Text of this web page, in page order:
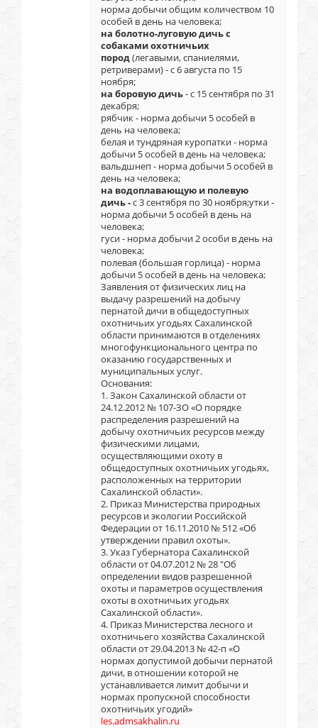
норма добычи общим количеством 10
особей в день на человека;
на болотно-луговую дичь с
собаками охотничьих
пород(легавыми, спаниелями,
ретриверами) - с 6 августа по 15
ноября;
на боровую дичь- с 15 сентября по 31
декабря;
рябчик - норма добычи 5 особей в
день на человека;
белая и тундряная куропатки - норма
добычи 5 особей в день на человека;
вальдшнеп - норма добычи 5 особей в
день на человека;
на водоплавающую и полевую
дичь -с 3 сентября по 30 ноября;утки -
норма добычи 5 особей в день на
человека;
гуси - норма добычи 2 особи в день на
человека;
полевая (большая горлица) - норма
добычи 5 особей в день на человека;
Заявления от физических лиц на
выдачу разрешений на добычу
пернатой дичи в общедоступных
охотничьих угодьях Сахалинской
области принимаются в отделениях
многофункционального центра по
оказанию государственных и
муниципальных услуг.
Основания:
1. Закон Сахалинской области от
24.12.2012 № 107-ЗО «О порядке
распределения разрешений на
добычу охотничьих ресурсов между
физическими лицами,
осуществляющими охоту в
общедоступных охотничьих угодьях,
расположенных на территории
Сахалинской области».
2. Приказ Министерства природных
ресурсов и экологии Российской
Федерации от 16.11.2010 № 512 «Об
утверждении правил охоты».
3. Указ Губернатора Сахалинской
области от 04.07.2012 № 28 "Об
определении видов разрешенной
охоты и параметров осуществления
охоты в охотничьих угодьях
Сахалинской области».
4. Приказ Министерства лесного и
охотничьего хозяйства Сахалинской
области от 29.04.2013 № 42-п «О
нормах допустимой добычи пернатой
дичи, в отношении которой не
устанавливается лимит добычи и
нормах пропускной способности
охотничьих угодий»
les.admsakhalin.ru